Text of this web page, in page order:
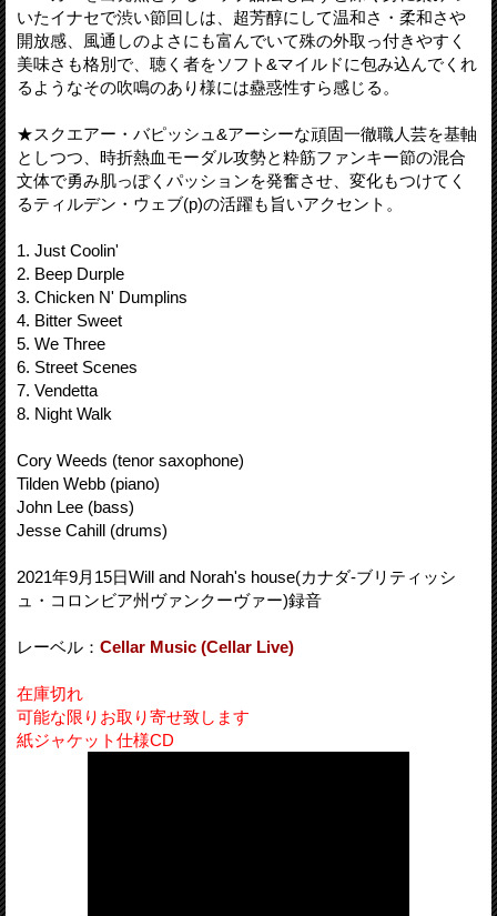
いたイナセで渋い節回しは、超芳醇にして温和さ・柔和さや
開放感、風通しのよさにも富んでいて殊の外取っ付きやすく
美味さも格別で、聴く者をソフト&マイルドに包み込んでくれ
るようなその吹鳴のあり様には蠱惑性すら感じる。
★スクエアー・バピッシュ&アーシーな頑固一徹職人芸を基軸
としつつ、時折熱血モーダル攻勢と粋筋ファンキー節の混合
文体で勇み肌っぽくパッションを発奮させ、変化もつけてく
るティルデン・ウェブ(p)の活躍も旨いアクセント。
1. Just Coolin'
2. Beep Durple
3. Chicken N' Dumplins
4. Bitter Sweet
5. We Three
6. Street Scenes
7. Vendetta
8. Night Walk
Cory Weeds (tenor saxophone)
Tilden Webb (piano)
John Lee (bass)
Jesse Cahill (drums)
2021年9月15日Will and Norah's house(カナダ-ブリティッシ
ュ・コロンビア州ヴァンクーヴァー)録音
レーベル： Cellar Music (Cellar Live)
在庫切れ
可能な限りお取り寄せ致します
紙ジャケット仕様CD